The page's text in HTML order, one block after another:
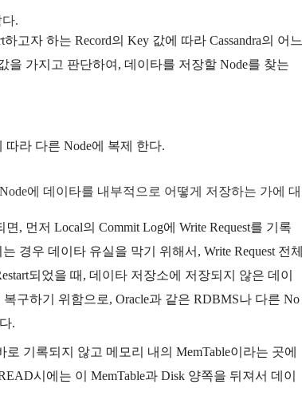
.
고자 하는 Record의 Key 값에 따라 Cassandra의 어느
을 가지고 판단하여, 데이타를 저장할 Node를 찾는
따라 다른 Node에 복제 한다.
에 데이타를 내부적으로 어떻게 저장하는 가에 대
, 먼저 Local의 Commit Log에 Write Request를 기록
경우 데이타 유실을 막기 위해서, Write Request 전체
되었을 때, 데이타 저장소에 저장되지 않은 데이
구하기 위함으로, Oracle과 같은 RDBMS나 다른 No
.
기록되지 않고 메모리 내의 MemTable이라는 곳에
시에는 이 MemTable과 Disk 양쪽을 뒤져서 데이